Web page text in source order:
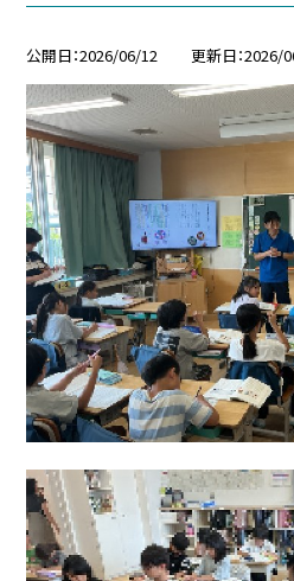
公開日 2026/06/12 更新日 2026/